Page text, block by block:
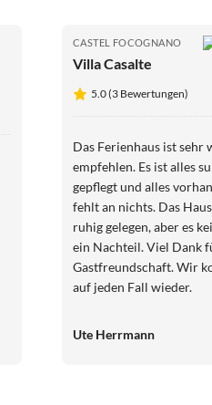
CASTEL FOCOGNANO
Villa Casalte
5.0 (3 Bewertungen)
Das Ferienhaus ist sehr
empfehlen. Es ist alles
gepflegt und alles
fehlt an nichts. Das
ruhig gelegen, aber es
ein Nachteil. Viel Dank
Gastfreundschaft. Wir
auf jeden Fall wieder.
Ute Herrmann